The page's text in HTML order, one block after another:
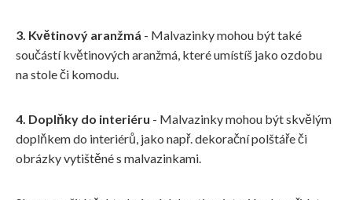
3. Květinový aranžmá - Malvazinky mohou být také
součástí květinových aranžmá, které umístíš jako ozdobu
na stole či komodu.
4. Doplňky do interiéru - Malvazinky mohou být skvělým
doplňkem do interiérů, jako např. dekorační polštáře či
obrázky vytištěné s malvazinkami.